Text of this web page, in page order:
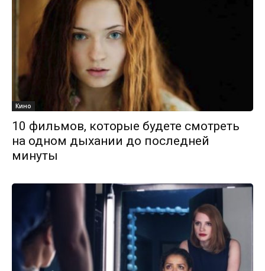
Кино
10 фильмов, которые будете смотреть
на одном дыхании до последней
минуты